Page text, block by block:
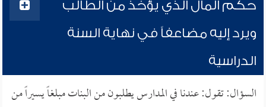
حكم المال الذي يؤخذ من الطالب
ويرد إليه مضاعفاً في نهاية السنة
الدراسية
السؤال: تقول: عندنا في المدارس يطلبون من البنات مبلغاً يسيراً من